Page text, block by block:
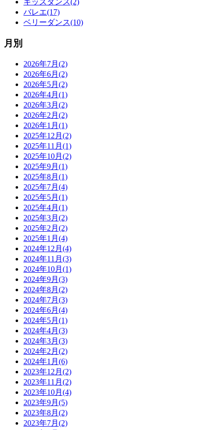
キッズダンス(2)
バレエ(17)
ベリーダンス(10)
月別
2026年7月(2)
2026年6月(2)
2026年5月(2)
2026年4月(1)
2026年3月(2)
2026年2月(2)
2026年1月(1)
2025年12月(2)
2025年11月(1)
2025年10月(2)
2025年9月(1)
2025年8月(1)
2025年7月(4)
2025年5月(1)
2025年4月(1)
2025年3月(2)
2025年2月(2)
2025年1月(4)
2024年12月(4)
2024年11月(3)
2024年10月(1)
2024年9月(3)
2024年8月(2)
2024年7月(3)
2024年6月(4)
2024年5月(1)
2024年4月(3)
2024年3月(3)
2024年2月(2)
2024年1月(6)
2023年12月(2)
2023年11月(2)
2023年10月(4)
2023年9月(5)
2023年8月(2)
2023年7月(2)